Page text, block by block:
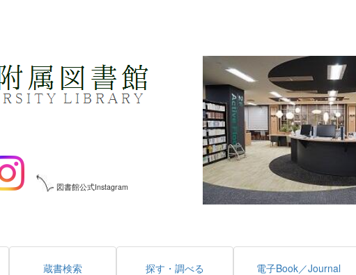
図書館公式Instagram
蔵書検索 探す・調べる 電子Book／Journal